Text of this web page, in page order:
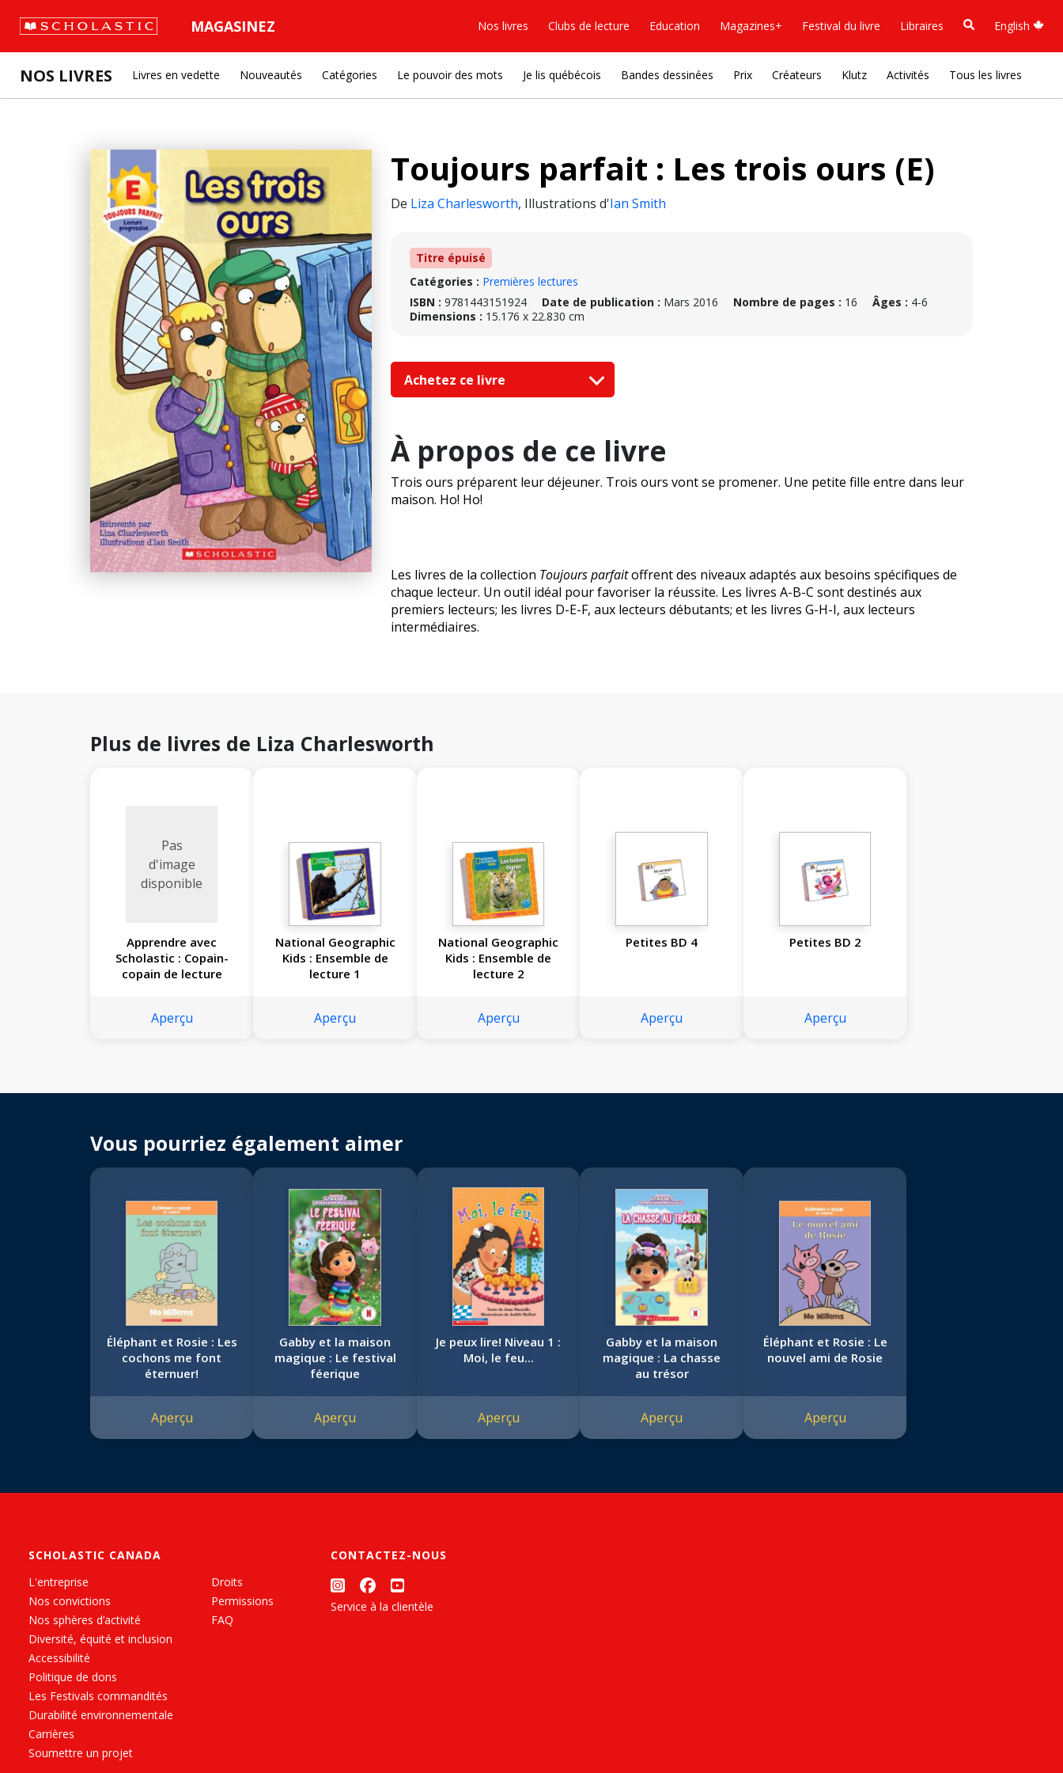
MAGASINEZ Nos livres Clubs de lecture Education Magazines+ Festival du livre Libraires English
NOS LIVRES Livres en vedette Nouveautés Catégories Le pouvoir des mots Je lis québécois Bandes dessinées Prix Créateurs Klutz Activités Tous les livres
Toujours parfait : Les trois ours (E)
De Liza Charlesworth, Illustrations d'Ian Smith
Titre épuisé
Catégories : Premières lectures
ISBN : 9781443151924 Date de publication : Mars 2016 Nombre de pages : 16 Âges : 4-6
Dimensions : 15.176 x 22.830 cm
Achetez ce livre
À propos de ce livre
Trois ours préparent leur déjeuner. Trois ours vont se promener. Une petite fille entre dans leur
maison. Ho! Ho!
Les livres de la collection Toujours parfaitoffrent des niveaux adaptés aux besoins spécifiques de
chaque lecteur. Un outil idéal pour favoriser la réussite. Les livres A-B-C sont destinés aux
premiers lecteurs; les livres D-E-F, aux lecteurs débutants; et les livres G-H-I, aux lecteurs
intermédiaires.
Plus de livres de Liza Charlesworth
Pas
d'image
disponible
Apprendre avec
Scholastic : Copain-
copain de lecture
Aperçu
National Geographic
Kids : Ensemble de
lecture 1
Aperçu
National Geographic
Kids : Ensemble de
lecture 2
Aperçu
Petites BD 4
Aperçu
Petites BD 2
Aperçu
Vous pourriez également aimer
Éléphant et Rosie : Les
cochons me font
éternuer!
Aperçu
Gabby et la maison
magique : Le festival
féerique
Aperçu
Je peux lire! Niveau 1 :
Moi, le feu...
Aperçu
Gabby et la maison
magique : La chasse
au trésor
Aperçu
Éléphant et Rosie : Le
nouvel ami de Rosie
Aperçu
SCHOLASTIC CANADA
L'entreprise
Nos convictions
Nos sphères d’activité
Diversité, équité et inclusion
Accessibilité
Politique de dons
Les Festivals commandités
Durabilité environnementale
Carrières
Soumettre un projet
Droits
Permissions
FAQ
CONTACTEZ-NOUS
Service à la clientèle